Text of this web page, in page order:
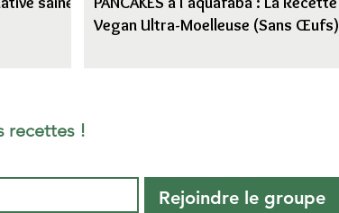
Vegan Ultra-Moelleuse (Sans Œufs)
recettes !
Rejoindre le groupe